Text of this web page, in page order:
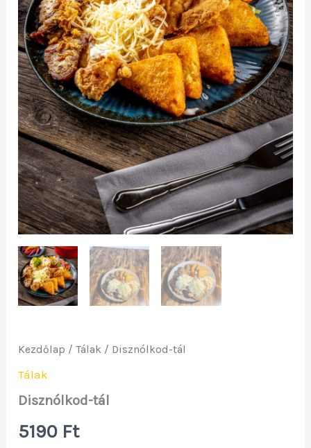
Kezdőlap /Tálak / Disznólkod-tál
Tálak
Disznólkod-tál
5190 Ft